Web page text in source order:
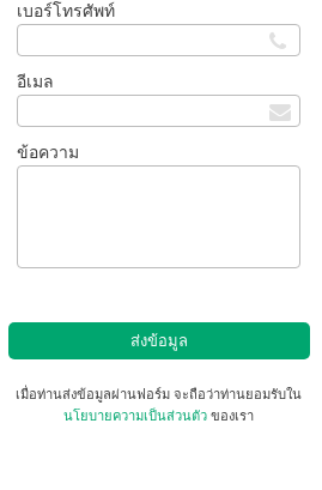
เบอร์โทรศัพท์
อีเมล
ข้อความ
เมื่อท่านส่งข้อมูลผ่านฟอร์ม จะถือว่าท่านยอมรับใน
นโยบายความเป็นส่วนตัว ของเรา